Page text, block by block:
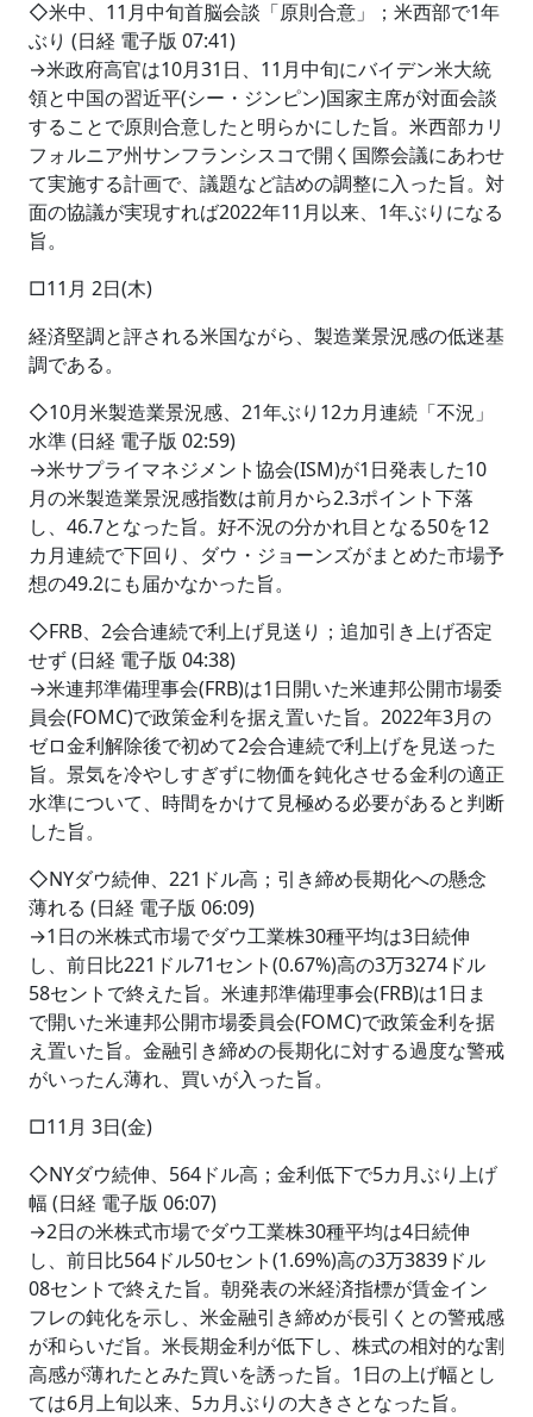
◇米中、11月中旬首脳会談「原則合意」；米西部で1年
ぶり (日経 電子版 07:41)
→米政府高官は10月31日、11月中旬にバイデン米大統
領と中国の習近平(シー・ジンピン)国家主席が対面会談
することで原則合意したと明らかにした旨。米西部カリ
フォルニア州サンフランシスコで開く国際会議にあわせ
て実施する計画で、議題など詰めの調整に入った旨。対
面の協議が実現すれば2022年11月以来、1年ぶりになる
旨。
□11月 2日(木)
経済堅調と評される米国ながら、製造業景況感の低迷基
調である。
◇10月米製造業景況感、21年ぶり12カ月連続「不況」
水準 (日経 電子版 02:59)
→米サプライマネジメント協会(ISM)が1日発表した10
月の米製造業景況感指数は前月から2.3ポイント下落
し、46.7となった旨。好不況の分かれ目となる50を12
カ月連続で下回り、ダウ・ジョーンズがまとめた市場予
想の49.2にも届かなかった旨。
◇FRB、2会合連続で利上げ見送り；追加引き上げ否定
せず (日経 電子版 04:38)
→米連邦準備理事会(FRB)は1日開いた米連邦公開市場委
員会(FOMC)で政策金利を据え置いた旨。2022年3月の
ゼロ金利解除後で初めて2会合連続で利上げを見送った
旨。景気を冷やしすぎずに物価を鈍化させる金利の適正
水準について、時間をかけて見極める必要があると判断
した旨。
◇NYダウ続伸、221ドル高；引き締め長期化への懸念
薄れる (日経 電子版 06:09)
→1日の米株式市場でダウ工業株30種平均は3日続伸
し、前日比221ドル71セント(0.67%)高の3万3274ドル
58セントで終えた旨。米連邦準備理事会(FRB)は1日ま
で開いた米連邦公開市場委員会(FOMC)で政策金利を据
え置いた旨。金融引き締めの長期化に対する過度な警戒
がいったん薄れ、買いが入った旨。
□11月 3日(金)
◇NYダウ続伸、564ドル高；金利低下で5カ月ぶり上げ
幅 (日経 電子版 06:07)
→2日の米株式市場でダウ工業株30種平均は4日続伸
し、前日比564ドル50セント(1.69%)高の3万3839ドル
08セントで終えた旨。朝発表の米経済指標が賃金イン
フレの鈍化を示し、米金融引き締めが長引くとの警戒感
が和らいだ旨。米長期金利が低下し、株式の相対的な割
高感が薄れたとみた買いを誘った旨。1日の上げ幅とし
ては6月上旬以来、5カ月ぶりの大きさとなった旨。